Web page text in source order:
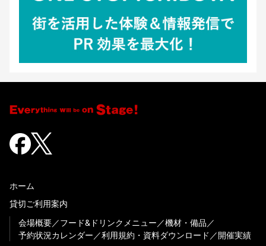
ホーム
貸切ご利用案内
会場概要
フード&ドリンクメニュー
機材・備品
予約状況カレンダー
利用規約・資料ダウンロード 開催実績